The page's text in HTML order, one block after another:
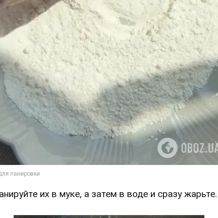
их в муке, а затем в воде и сразу жарьте.